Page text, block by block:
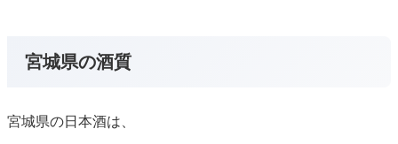
宮城県の酒質
宮城県の日本酒は、